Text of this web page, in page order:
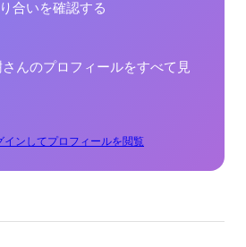
合いを確認する
んのプロフィールをすべて見
インしてプロフィールを閲覧